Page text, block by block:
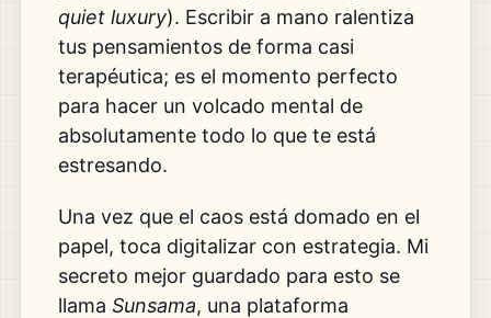
quiet luxury). Escribir a mano ralentiza
tus pensamientos de forma casi
terapéutica; es el momento perfecto
para hacer un volcado mental de
absolutamente todo lo que te está
estresando.
Una vez que el caos está domado en el
papel, toca digitalizar con estrategia. Mi
secreto mejor guardado para esto se
llama Sunsama, una plataforma